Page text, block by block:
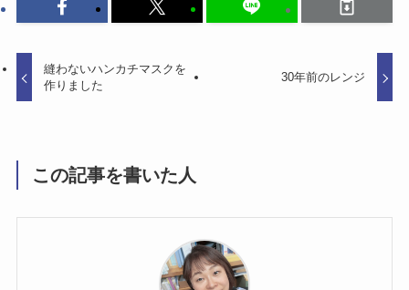
縫わないハンカチマスクを
作りました
30年前のレンジ
この記事を書いた人